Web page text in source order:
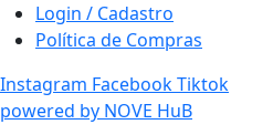
Login / Cadastro
Política de Compras
Instagram FacebookTiktok
powered by NOVE HuB